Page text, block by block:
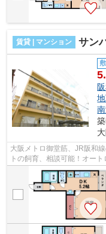
賃貸 | マンション サン
大阪メトロ御堂筋、JR阪和線
トの飼育、相談可能！オー
の設備です。